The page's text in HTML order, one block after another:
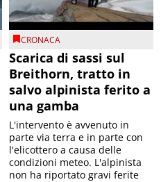
CRONACA
Scarica di sassi sul
Breithorn, tratto in
salvo alpinista ferito a
una gamba
L'intervento è avvenuto in
parte via terra e in parte con
l'elicottero a causa delle
condizioni meteo. L'alpinista
non ha riportato gravi ferite